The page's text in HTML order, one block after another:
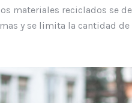
materiales reciclados se
y se limita la cantidad